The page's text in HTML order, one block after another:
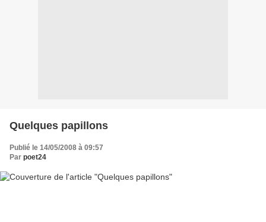
Quelques papillons
Publié le 14/05/2008 à 09:57
Par poet24